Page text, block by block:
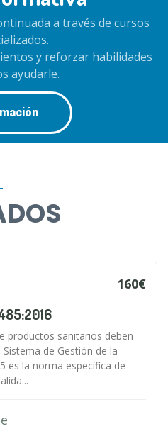
a través de cursos
y reforzar habilidades
ayudarle.
160€
productos sanitarios deben
de Gestión de la
es la norma específica de